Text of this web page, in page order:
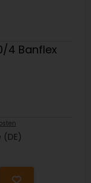
4 Banflex